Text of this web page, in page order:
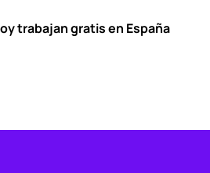
trabajan gratis en España